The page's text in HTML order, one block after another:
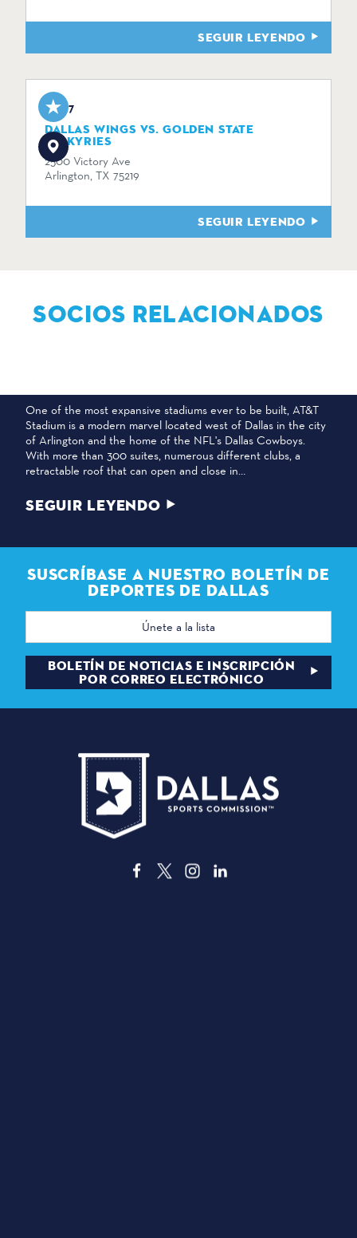
SEGUIR LEYENDO
Aug 7
DALLAS WINGS VS. GOLDEN STATE
VALKYRIES
2500 Victory Ave
Arlington, TX 75219
SEGUIR LEYENDO
SOCIOS RELACIONADOS
One of the most expansive stadiums ever to be built, AT&T
Stadium is a modern marvel located west of Dallas in the city
of Arlington and the home of the NFL's Dallas Cowboys.
With more than 300 suites, numerous different clubs, a
retractable roof that can open and close in…
SEGUIR LEYENDO
SUSCRÍBASE A NUESTRO BOLETÍN DE
DEPORTES DE DALLAS
Dirección
correo
electrónico
BOLETÍN DE NOTICIAS E INSCRIPCIÓN
POR CORREO ELECTRÓNICO